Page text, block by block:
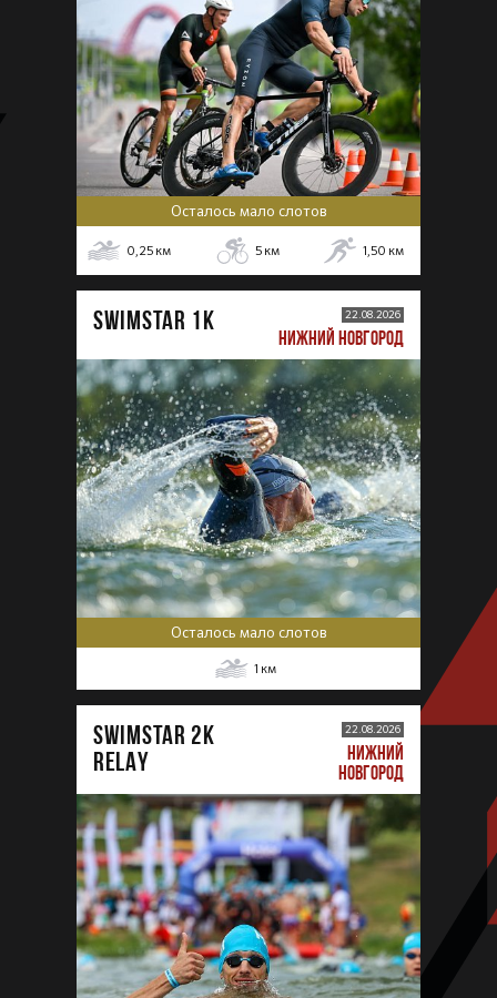
Осталось мало слотов
0,25 км 5 км 1,50 км
SWIMSTAR 1K 22.08.2026
НИЖНИЙ НОВГОРОД
Осталось мало слотов
1 км
SWIMSTAR 2K
RELAY
22.08.2026
НИЖНИЙ
НОВГОРОД